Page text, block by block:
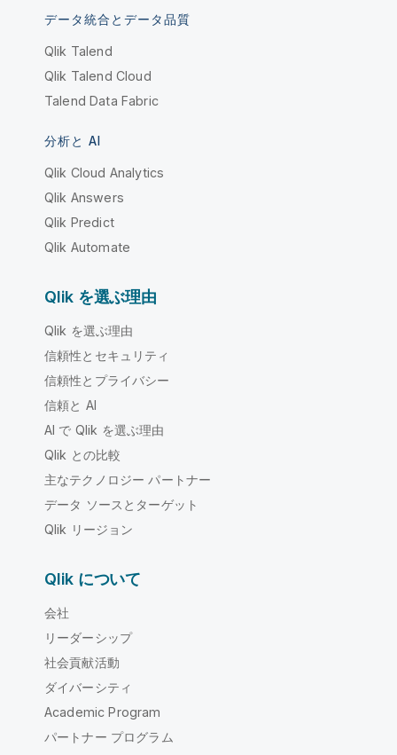
データ統合とデータ品質
Qlik Talend
Qlik Talend Cloud
Talend Data Fabric
分析と AI
Qlik Cloud Analytics
Qlik Answers
Qlik Predict
Qlik Automate
Qlik を選ぶ理由
Qlik を選ぶ理由
信頼性とセキュリティ
信頼性とプライバシー
信頼と AI
AI で Qlik を選ぶ理由
Qlik との比較
主なテクノロジー パートナー
データ ソースとターゲット
Qlik リージョン
Qlik について
会社
リーダーシップ
社会貢献活動
ダイバーシティ
Academic Program
パートナー プログラム